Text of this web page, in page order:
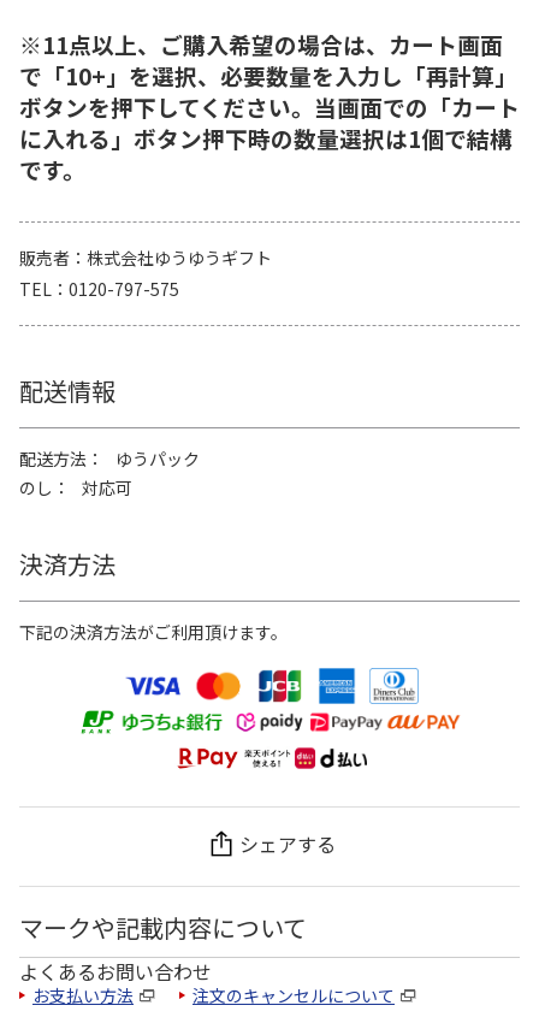
※11点以上、ご購入希望の場合は、カート画面
で「10+」を選択、必要数量を入力し「再計算」
ボタンを押下してください。当画面での「カート
に入れる」ボタン押下時の数量選択は1個で結構
です。
販売者
株式会社ゆうゆうギフト
TEL
0120-797-575
配送情報
配送方法
ゆうパック
のし
対応可
決済方法
下記の決済方法がご利用頂けます。
シェアする
マークや記載内容について
よくあるお問い合わせ
お支払い方法 注文のキャンセルについて